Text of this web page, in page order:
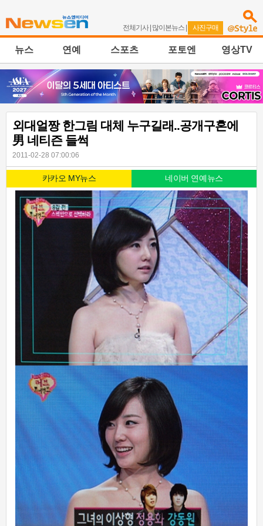
전체기사| 많이본뉴스 | 사진구매
뉴스 연예 스포츠 포토엔 영상TV
외대얼짱 한그림 대체 누구길래..공개구혼에
男 네티즌 들썩
2011-02-28 07:00:06
카카오 MY뉴스 네이버 연예뉴스